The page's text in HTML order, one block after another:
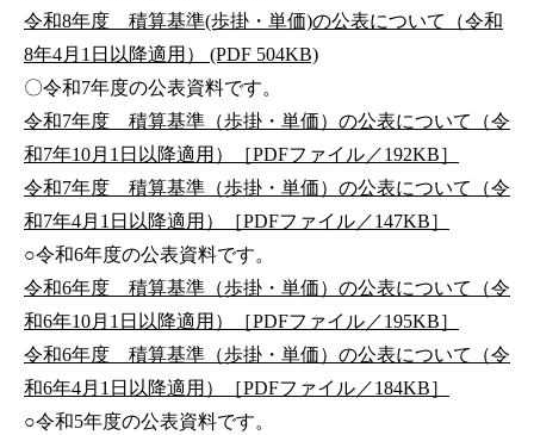
令和8年度 積算基準(歩掛・単価)の公表について（令和
8年4月1日以降適用） (PDF 504KB)
〇令和7年度の公表資料です。
令和7年度 積算基準（歩掛・単価）の公表について（令
和7年10月1日以降適用）［PDFファイル／192KB］
令和7年度 積算基準（歩掛・単価）の公表について（令
和7年4月1日以降適用）［PDFファイル／147KB］
○令和6年度の公表資料です。
令和6年度 積算基準（歩掛・単価）の公表について（令
和6年10月1日以降適用）［PDFファイル／195KB］
令和6年度 積算基準（歩掛・単価）の公表について（令
和6年4月1日以降適用）［PDFファイル／184KB］
○令和5年度の公表資料です。